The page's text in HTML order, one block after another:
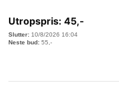
Utropspris: 45,-
10/8/2026 16:04
55 ,-